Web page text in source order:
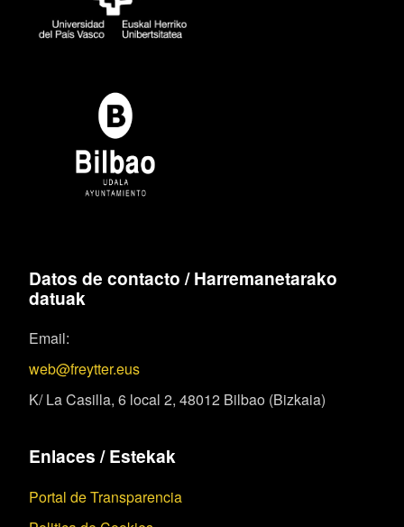
Datos de contacto / Harremanetarako
datuak
Email:
web@freytter.eus
K/ La Casilla, 6 local 2, 48012 Bilbao (Bizkaia)
Enlaces / Estekak
Portal de Transparencia